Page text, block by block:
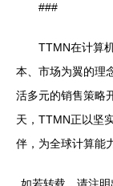
###
TTMN在计算
本、市场为翼的理
活多元的销售策略
天，TTMN正以坚
伴，为全球计算能